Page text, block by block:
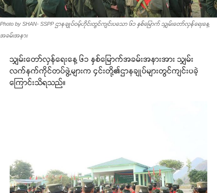
Photo by SHAN- SSPP ဌာနချုပ်ဝမ့်ဟိုင်းတွင်ကျင်းပသော ၆၁ နှစ်မြောက် သျှမ်းတော်လှန်ရေးနေ့
အခမ်းအနား
သျှမ်းတော်လှန်ရေးနေ့ ၆၁ နှစ်မြောက်အခမ်းအနားအား သျှမ်း
လက်နက်ကိုင်တပ်ဖွဲ့များက ၄င်းတို့၏ဌာနချုပ်များတွင်ကျင်းပခဲ့
ကြောင်းသိရသည်။